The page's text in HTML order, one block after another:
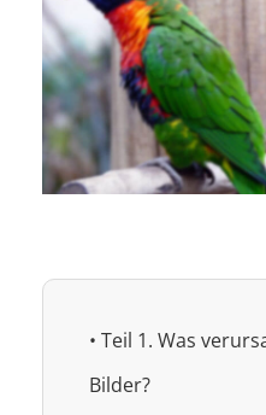
• Teil 1. Was
Bilder?